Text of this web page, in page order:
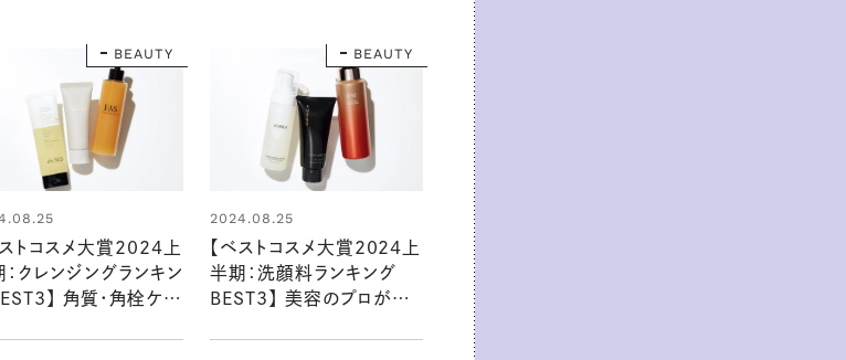
BEAUTY
ストコスメ大賞2024上
クレンジングランキン
】 角質・角栓ケア
BEAUTY
2024.08.25
【ベストコスメ大賞2024上
半期：洗顔料ランキング
BEST3】 美容のプロが虜